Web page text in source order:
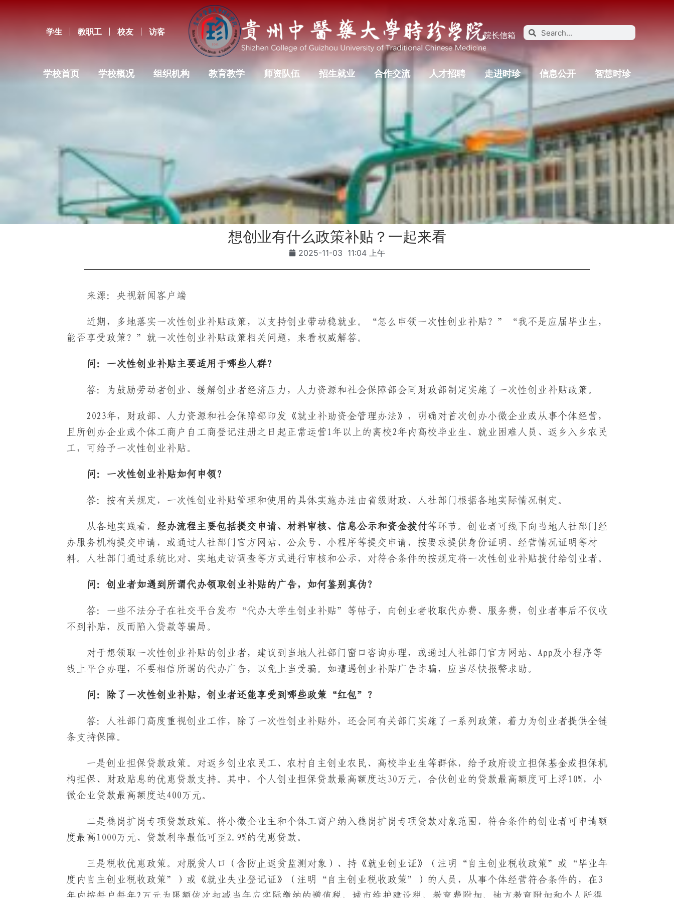
学生 教职工 校友 访客 院长信箱
学校首页 学校概况 组织机构 教育教学 师资队伍 招生就业 合作交流 人才招聘 走进时珍 信息公开 智慧时珍
想创业有什么政策补贴？一起来看
2025-11-03 11:04 上午
来源：央视新闻客户端
近期，多地落实一次性创业补贴政策，以支持创业带动稳就业。“怎么申领一次性创业补贴？”“我不是应届毕业生，
能否享受政策？”就一次性创业补贴政策相关问题，来看权威解答。
问：一次性创业补贴主要适用于哪些人群？
答：为鼓励劳动者创业、缓解创业者经济压力，人力资源和社会保障部会同财政部制定实施了一次性创业补贴政策。
2023年，财政部、人力资源和社会保障部印发《就业补助资金管理办法》，明确对首次创办小微企业或从事个体经营，
且所创办企业或个体工商户自工商登记注册之日起正常运营1年以上的离校2年内高校毕业生、就业困难人员、返乡入乡农民
工，可给予一次性创业补贴。
问：一次性创业补贴如何申领？
答：按有关规定，一次性创业补贴管理和使用的具体实施办法由省级财政、人社部门根据各地实际情况制定。
从各地实践看， 经办流程主要包括提交申请、材料审核、信息公示和资金拨付等环节。创业者可线下向当地人社部门经
办服务机构提交申请，或通过人社部门官方网站、公众号、小程序等提交申请，按要求提供身份证明、经营情况证明等材
料。人社部门通过系统比对、实地走访调查等方式进行审核和公示，对符合条件的按规定将一次性创业补贴拨付给创业者。
问：创业者如遇到所谓代办领取创业补贴的广告，如何鉴别真伪？
答：一些不法分子在社交平台发布“代办大学生创业补贴”等帖子，向创业者收取代办费、服务费，创业者事后不仅收
不到补贴，反而陷入贷款等骗局。
对于想领取一次性创业补贴的创业者，建议到当地人社部门窗口咨询办理，或通过人社部门官方网站、App及小程序等
线上平台办理，不要相信所谓的代办广告，以免上当受骗。如遭遇创业补贴广告诈骗，应当尽快报警求助。
问：除了一次性创业补贴，创业者还能享受到哪些政策“红包”？
答：人社部门高度重视创业工作，除了一次性创业补贴外，还会同有关部门实施了一系列政策，着力为创业者提供全链
条支持保障。
一是创业担保贷款政策。对返乡创业农民工、农村自主创业农民、高校毕业生等群体，给予政府设立担保基金或担保机
构担保、财政贴息的优惠贷款支持。其中，个人创业担保贷款最高额度达30万元，合伙创业的贷款最高额度可上浮10%，小
微企业贷款最高额度达400万元。
二是稳岗扩岗专项贷款政策。将小微企业主和个体工商户纳入稳岗扩岗专项贷款对象范围，符合条件的创业者可申请额
度最高1000万元、贷款利率最低可至2.9%的优惠贷款。
三是税收优惠政策。对脱贫人口（含防止返贫监测对象）、持《就业创业证》（注明“自主创业税收政策”或“毕业年
度内自主创业税收政策”）或《就业失业登记证》（注明“自主创业税收政策”）的人员，从事个体经营符合条件的，在3
年内按每户每年2万元为限额依次扣减当年应实际缴纳的增值税、城市维护建设税、教育费附加、地方教育附加和个人所得